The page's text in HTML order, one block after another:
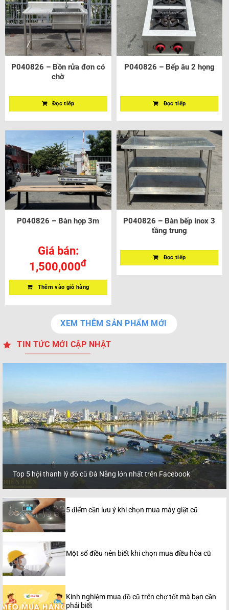
P040826 – Bồn rửa đơn có
chờ
Đọc tiếp
P040826 – Bếp âu 2 họng
Đọc tiếp
P040826 – Bàn họp 3m
Giá bán:
1,500,000đ
Thêm vào giỏ hàng
P040826 – Bàn bếp inox 3
tầng trung
Đọc tiếp
XEM THÊM SẢN PHẨM MỚI
TIN TỨC MỚI CẬP NHẬT
Top 5 hội thanh lý đồ cũ Đà Nẵng lớn nhất trên Facebook
5 điểm cần lưu ý khi chọn mua máy giặt cũ
Một số điều nên biết khi chọn mua điều hòa cũ
Kinh nghiệm mua đồ cũ trên chợ tốt mà bạn cần
phải biết